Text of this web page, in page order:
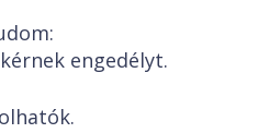
engedélyt.